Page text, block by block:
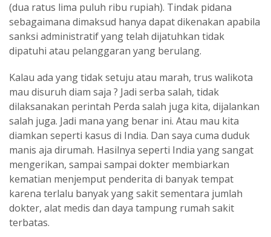
(dua ratus lima puluh ribu rupiah). Tindak pidana
sebagaimana dimaksud hanya dapat dikenakan apabila
sanksi administratif yang telah dijatuhkan tidak
dipatuhi atau pelanggaran yang berulang.
Kalau ada yang tidak setuju atau marah, trus walikota
mau disuruh diam saja ? Jadi serba salah, tidak
dilaksanakan perintah Perda salah juga kita, dijalankan
salah juga. Jadi mana yang benar ini. Atau mau kita
diamkan seperti kasus di India. Dan saya cuma duduk
manis aja dirumah. Hasilnya seperti India yang sangat
mengerikan, sampai sampai dokter membiarkan
kematian menjemput penderita di banyak tempat
karena terlalu banyak yang sakit sementara jumlah
dokter, alat medis dan daya tampung rumah sakit
terbatas.